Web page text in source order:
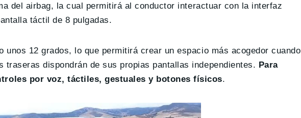
del airbag, la cual permitirá al conductor interactuar con la interfaz
táctil de 8 pulgadas.
12 grados, lo que permitirá crear un espacio más acogedor cuando
dispondrán de sus propias pantallas independientes. Para
por voz, táctiles, gestuales y botones físicos.